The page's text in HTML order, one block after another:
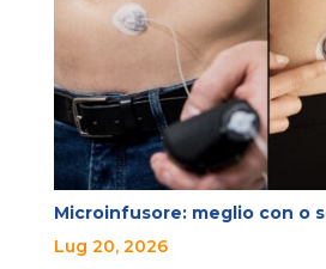
Microinfusore: meglio con o
Lug 20, 2026